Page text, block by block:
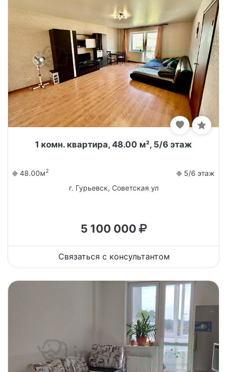
1 комн. квартира, 48.00 м², 5/6 этаж
48.00м2
5/6 этаж
г. Гурьевск, Советская ул
5 100 000
Связаться с консультантом